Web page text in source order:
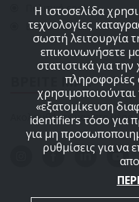
Πολιτική cookies
ΕΠΙΚΟΙΝΩΝΙΑ
ΒΡΕΙΤΕ ΜΑΣ
Ακολουθήστε μας στα μέσα
Η ιστοσελίδα
τεχνολογίες
σωστή λειτουργία
επικοινωνήσετε
στατιστικά για
πληροφορίες
«εξατομίκευση
identifiers τόσο για
για μη
ρυθμίσεις για να